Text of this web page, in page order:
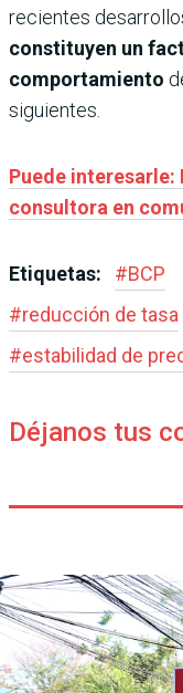
recientes
constituyen un
comportamiento
siguientes.
Puede interesarle:
consultora en
Etiquetas: #BCP
#reducción de tasa
#estabilidad de
Déjanos tus